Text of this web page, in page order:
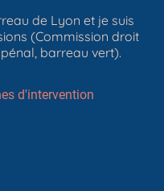
de Lyon et je suis
(Commission droit
barreau vert).
d'intervention